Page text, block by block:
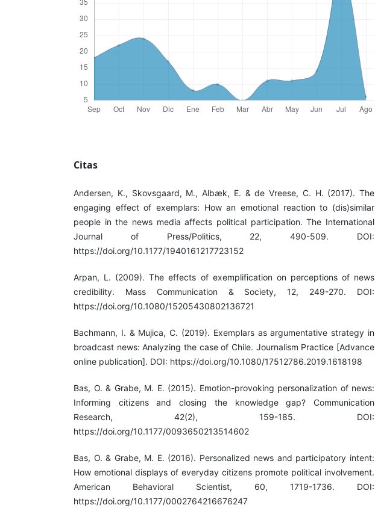
Citas
Andersen, K., Skovsgaard, M., Albæk, E. & de Vreese, C. H. (2017). The
engaging effect of exemplars: How an emotional reaction to (dis)similar
people in the news media affects political participation. The International
Journal of Press/Politics, 22, 490-509. DOI:
https://doi.org/10.1177/1940161217723152
Arpan, L. (2009). The effects of exemplification on perceptions of news
credibility. Mass Communication & Society, 12, 249-270. DOI:
https://doi.org/10.1080/15205430802136721
Bachmann, I. & Mujica, C. (2019). Exemplars as argumentative strategy in
broadcast news: Analyzing the case of Chile. Journalism Practice [Advance
online publication]. DOI: https://doi.org/10.1080/17512786.2019.1618198
Bas, O. & Grabe, M. E. (2015). Emotion-provoking personalization of news:
Informing citizens and closing the knowledge gap? Communication
Research, 42(2), 159-185. DOI:
https://doi.org/10.1177/0093650213514602
Bas, O. & Grabe, M. E. (2016). Personalized news and participatory intent:
How emotional displays of everyday citizens promote political involvement.
American Behavioral Scientist, 60, 1719-1736. DOI:
https://doi.org/10.1177/0002764216676247